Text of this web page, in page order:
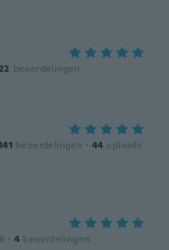
beoordelingen
beoordelingen · 44 uploads
· 4 beoordelingen